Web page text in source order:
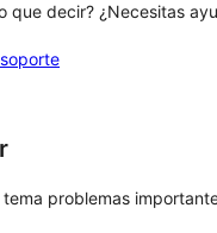
que decir? ¿Necesitas
tema problemas